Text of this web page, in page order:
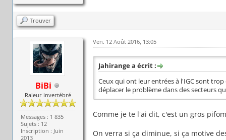
Trouver
BiBi
Raleur invertébré
Messages : 1 835
Sujets : 12
Inscription : Juin
2013
Ven. 12 Août 2016, 13:05
Jahirange a écrit :
Ceux qui ont leur entrées à l'IGC sont
déplacer le problème dans des secteurs
Comme je te l'ai dit, c'est un gros
On verra si ça diminue, si ça motive